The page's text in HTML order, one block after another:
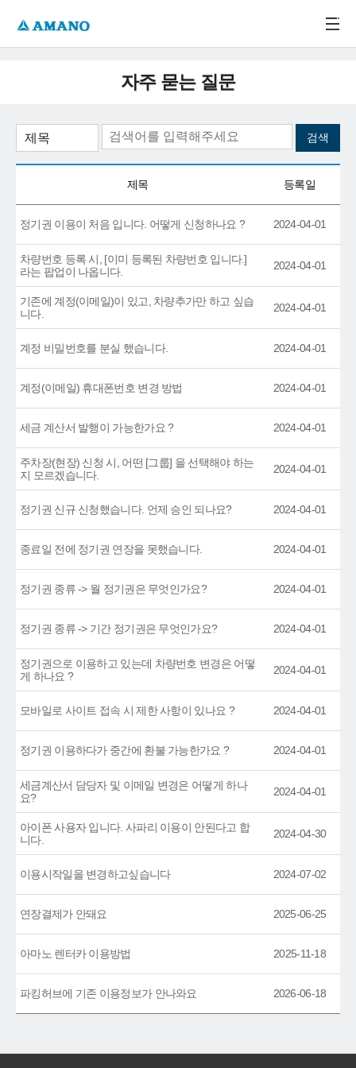
자주 묻는 질문
제목 등록일
정기권 이용이 처음 입니다. 어떻게 신청하나요 ? 2024-04-01
차량번호 등록 시, [이미 등록된 차량번호 입니다.]
라는 팝업이 나옵니다.
2024-04-01
기존에 계정(이메일)이 있고, 차량추가만 하고 싶습
니다.
2024-04-01
계정 비밀번호를 분실 했습니다. 2024-04-01
계정(이메일) 휴대폰번호 변경 방법 2024-04-01
세금 계산서 발행이 가능한가요 ? 2024-04-01
주차장(현장) 신청 시, 어떤 [그룹] 을 선택해야 하는
지 모르겠습니다.
2024-04-01
정기권 신규 신청했습니다. 언제 승인 되나요? 2024-04-01
종료일 전에 정기권 연장을 못했습니다. 2024-04-01
정기권 종류 -> 월 정기권은 무엇인가요? 2024-04-01
정기권 종류 -> 기간 정기권은 무엇인가요? 2024-04-01
정기권으로 이용하고 있는데 차량번호 변경은 어떻
게 하나요 ?
2024-04-01
모바일로 사이트 접속 시 제한 사항이 있나요 ? 2024-04-01
정기권 이용하다가 중간에 환불 가능한가요 ? 2024-04-01
세금계산서 담당자 및 이메일 변경은 어떻게 하나
요?
2024-04-01
아이폰 사용자 입니다. 사파리 이용이 안된다고 합
니다.
2024-04-30
이용시작일을 변경하고싶습니다 2024-07-02
연장결제가 안돼요 2025-06-25
아마노 렌터카 이용방법 2025-11-18
파킹허브에 기존 이용정보가 안나와요 2026-06-18